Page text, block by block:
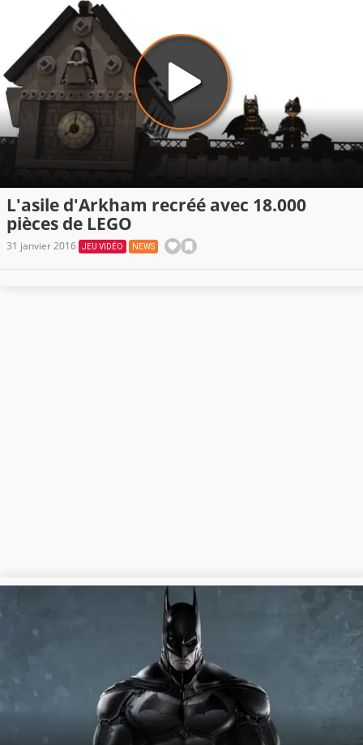
L'asile d'Arkham recréé avec 18.000
pièces de LEGO
31 janvier 2016 JEU VIDÉO NEWS